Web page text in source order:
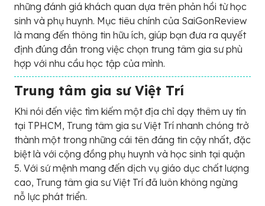
những đánh giá khách quan dựa trên phản hồi từ học
sinh và phụ huynh. Mục tiêu chính của SaiGonReview
là mang đến thông tin hữu ích, giúp bạn đưa ra quyết
định đúng đắn trong việc chọn trung tâm gia sư phù
hợp với nhu cầu học tập của mình.
Trung tâm gia sư Việt Trí
Khi nói đến việc tìm kiếm một địa chỉ dạy thêm uy tín
tại TPHCM, Trung tâm gia sư Việt Trí nhanh chóng trở
thành một trong những cái tên đáng tin cậy nhất, đặc
biệt là với cộng đồng phụ huynh và học sinh tại quận
5. Với sứ mệnh mang đến dịch vụ giáo dục chất lượng
cao, Trung tâm gia sư Việt Trí đã luôn không ngừng
nỗ lực phát triển.